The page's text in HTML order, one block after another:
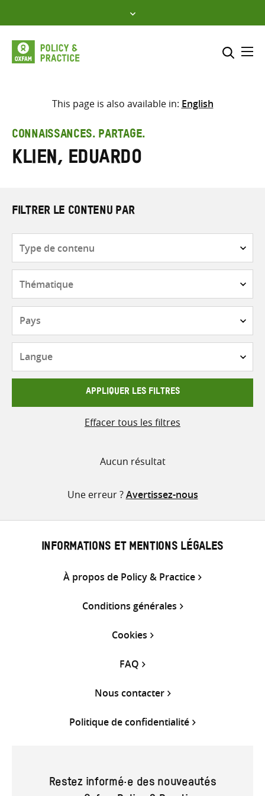
to
content
Sélectionner l’emplacement
Saisir
les
termes
This page is also available in: English
CONNAISSANCES. PARTAGE.
Klien, Eduardo
FILTRER LE CONTENU PAR
contenu
APPLIQUER LES FILTRES
Effacer tous les filtres
Aucun résultat
Une erreur ?Avertissez-nous
INFORMATIONS ET MENTIONS LÉGALES
À propos de Policy & Practice
Conditions générales
Cookies
FAQ
Nous contacter
Politique de confidentialité
Restez informé·e des nouveautés